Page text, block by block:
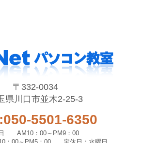
〒332-0034
県川口市並木2-25-3
5501-6350
AM10：00～PM9：00